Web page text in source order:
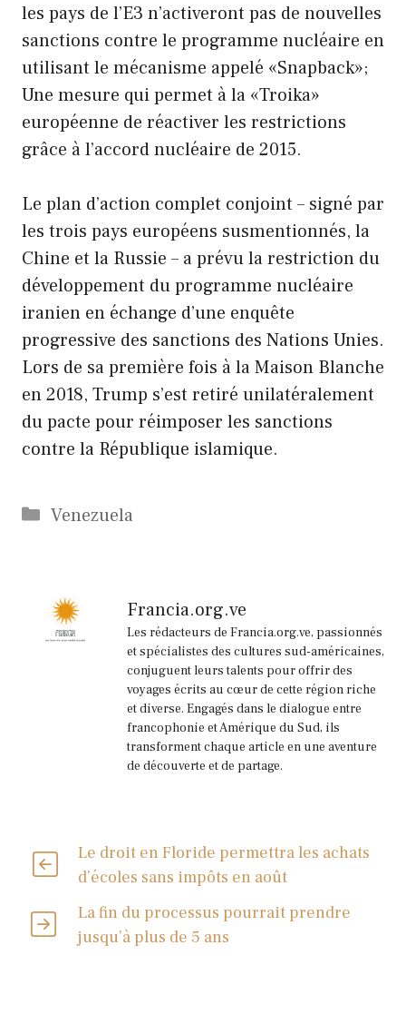
les pays de l’E3 n’activeront pas de nouvelles
sanctions contre le programme nucléaire en
utilisant le mécanisme appelé «Snapback»;
Une mesure qui permet à la «Troika»
européenne de réactiver les restrictions
grâce à l’accord nucléaire de 2015.
Le plan d’action complet conjoint – signé par
les trois pays européens susmentionnés, la
Chine et la Russie – a prévu la restriction du
développement du programme nucléaire
iranien en échange d’une enquête
progressive des sanctions des Nations Unies.
Lors de sa première fois à la Maison Blanche
en 2018, Trump s’est retiré unilatéralement
du pacte pour réimposer les sanctions
contre la République islamique.
Catégories
Venezuela
Francia.org.ve
Les rédacteurs de Francia.org.ve, passionnés
et spécialistes des cultures sud-américaines,
conjuguent leurs talents pour offrir des
voyages écrits au cœur de cette région riche
et diverse. Engagés dans le dialogue entre
francophonie et Amérique du Sud, ils
transforment chaque article en une aventure
de découverte et de partage.
Le droit en Floride permettra les achats
d’écoles sans impôts en août
La fin du processus pourrait prendre
jusqu’à plus de 5 ans